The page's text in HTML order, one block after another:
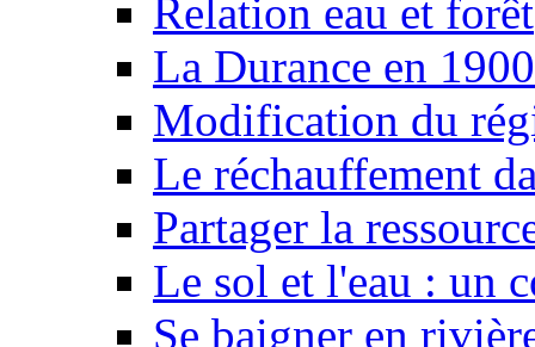
Relation eau et forêt
La Durance en 1900
Modification du
Le réchauffement
Partager la
Le sol et l'eau : un
Se baigner en